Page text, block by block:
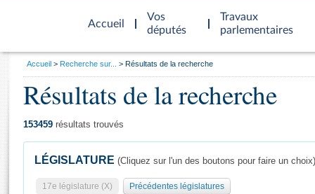
Accueil
d'accueil
Vos
députés
Travaux
parlementaires
Général
Vous
Accueil Recherche sur... Résultats de la recherche
Résultats de la recherche
153459 résultats trouvés
LÉGISLATURE (Cliquez sur l'un des boutons pour faire un choix)
17e législature (X) Précédentes législatures